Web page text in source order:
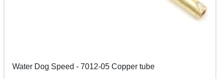
Water Dog Speed - 7012-05 Copper tube